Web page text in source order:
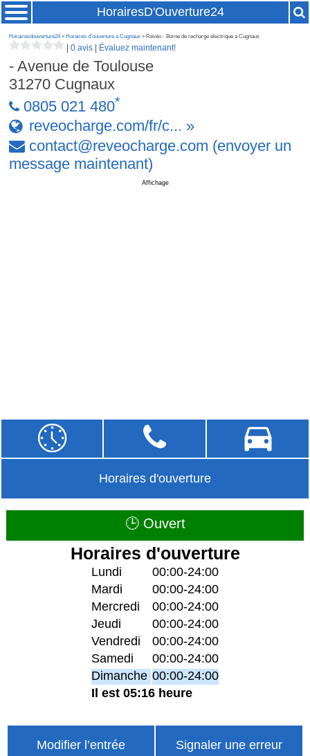
HorairesD'Ouverture24
Horairesdouverture24» Horaires d'ouverture à Cugnaux » Révéo - Borne de recharge électrique à Cugnaux
|0 avis Évaluez maintenant!
- Avenue de Toulouse
31270 Cugnaux
0805 021 480*
reveocharge.com/fr/c... »
contact@reveocharge.com (envoyer un
message maintenant)
Affichage
Horaires d'ouverture
🕒 Ouvert
Horaires d'ouverture
Lundi
00:00-24:00
Mardi
00:00-24:00
Mercredi
00:00-24:00
Jeudi
00:00-24:00
Vendredi
00:00-24:00
Samedi
00:00-24:00
Dimanche 00:00-24:00
Il est 05:16 heure
Modifier l’entrée Signaler une erreur